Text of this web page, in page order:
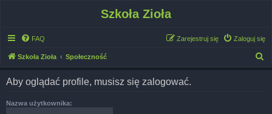
Szkoła Zioła
FAQ Zaloguj się
Zarejestruj się
Szkoła Zioła Społeczność
Aby oglądać profile, musisz się zalogować.
Nazwa użytkownika: